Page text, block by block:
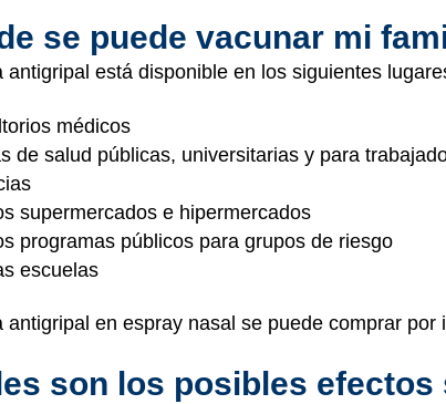
se puede vacunar mi
antigripal está disponible en los siguientes
médicos
de salud públicas, universitarias y para
supermercados e hipermercados
programas públicos para grupos de riesgo
escuelas
antigripal en espray nasal se puede comprar
son los posibles